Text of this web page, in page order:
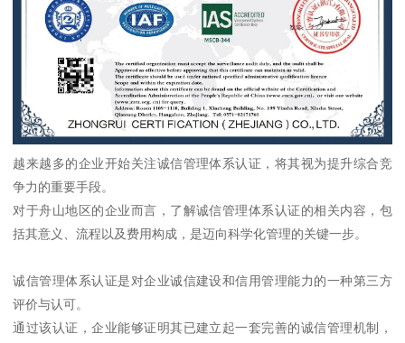
越来越多的企业开始关注诚信管理体系认证，将其视为提升综合竞
争力的重要手段。
对于舟山地区的企业而言，了解诚信管理体系认证的相关内容，包
括其意义、流程以及费用构成，是迈向科学化管理的关键一步。
诚信管理体系认证是对企业诚信建设和信用管理能力的一种第三方
评价与认可。
通过该认证，企业能够证明其已建立起一套完善的诚信管理机制，